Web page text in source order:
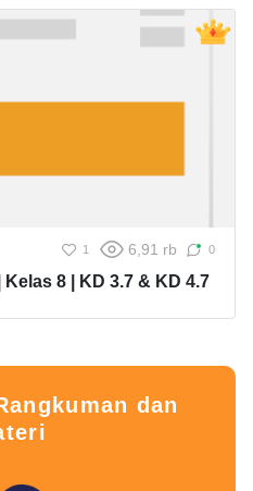
1 6,91 rb 0
8 | KD 3.7 & KD 4.7
dan